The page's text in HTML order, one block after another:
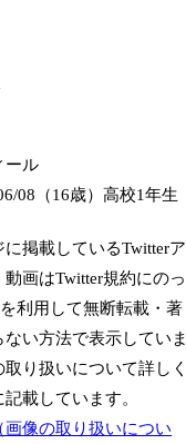
ール
08（16歳）高校1年生
掲載しているTwitterア
画はTwitter規約にのっ
利用して無断転載・著
い方法で表示していま
り扱いについて詳しく
載しています。
像の取り扱いについ